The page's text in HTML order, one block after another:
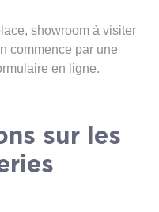
showroom à visiter
commence par une
en ligne.
sur les